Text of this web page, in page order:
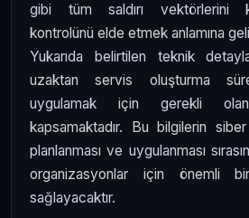
gibi tüm saldırı vektörlerini
kontrolünü elde etmek anlamına
Yukarıda belirtilen teknik
uzaktan servis oluşturma
uygulamak için gerekli
kapsamaktadır. Bu bilgilerin
planlanması ve uygulanması
organizasyonlar için önemli
sağlayacaktır.